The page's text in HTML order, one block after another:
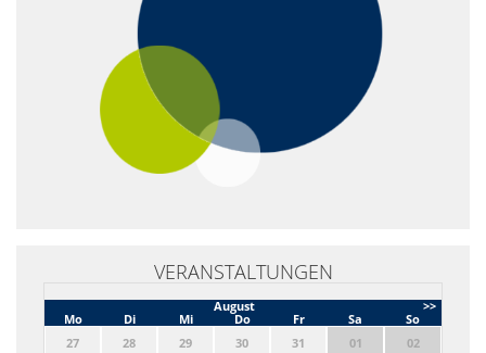
VERANSTALTUNGEN
>>
August
Mo
Di Mi Do Fr Sa
So
27
28 29 30 31 01 02